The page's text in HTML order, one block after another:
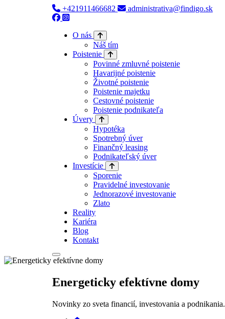
+421911466682 administrativa@findigo.sk
O nás
Náš tím
Poistenie
Povinné zmluvné poistenie
Havarijné poistenie
Životné poistenie
Poistenie majetku
Cestovné poistenie
Poistenie podnikateľa
Úvery
Hypotéka
Spotrebný úver
Finančný leasing
Podnikateľský úver
Investície
Sporenie
Pravidelné investovanie
Jednorazové investovanie
Zlato
Reality
Kariéra
Blog
Kontakt
Energeticky efektívne domy
Novinky zo sveta financií, investovania a podnikania.